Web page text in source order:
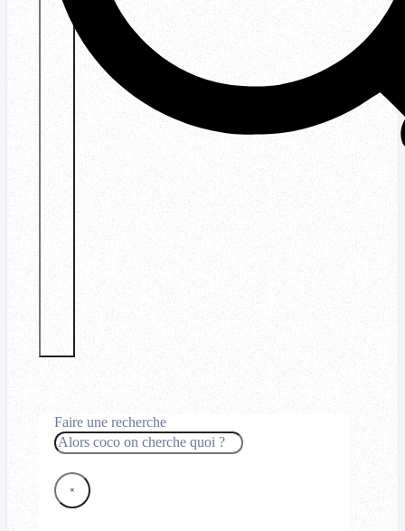
Faire une recherche
Rechercher
×